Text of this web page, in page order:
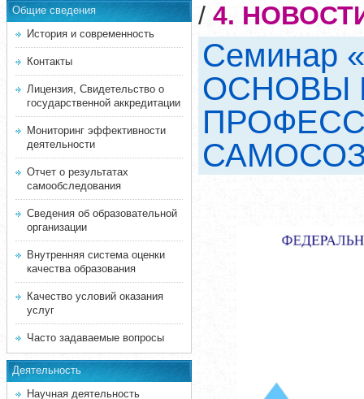
Общие сведения
История и современность
Контакты
Лицензия, Свидетельство о
государственной аккредитации
Мониторинг эффективности
деятельности
Отчет о результатах
самообследования
Сведения об образовательной
организации
Внутренняя система оценки
качества образования
Качество условий оказания
услуг
Часто задаваемые вопросы
Деятельность
Научная деятельность
/ 4.
Семинар
ОСНОВЫ